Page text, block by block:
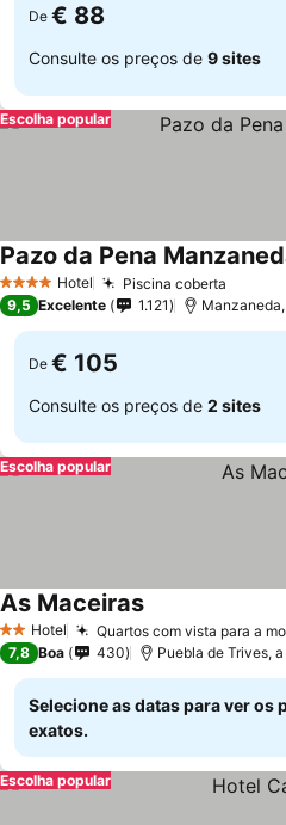
De € 88
Consulte os preços de 9 sites
Escolha popular
4 EstrelasHotel Piscina coberta
Pazo da Pena
9,5 Excelente 1.121
De € 105
Consulte os preços de 2 sites
Escolha popular
2 Estrelas
Hotel Quartos com vista para a
As Maceiras
7,8 Boa 430 Puebla de Trives,
Selecione as datas para ver os
exatos.
Escolha popular